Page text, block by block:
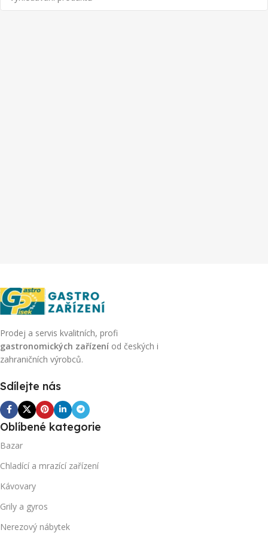
Prodej a servis kvalitních, profi
gastronomických zařízení od českých i
zahraničních výrobců.
Sdílejte nás
Oblíbené kategorie
Bazar
Chladící a mrazící zařízení
Kávovary
Grily a gyros
Nerezový nábytek